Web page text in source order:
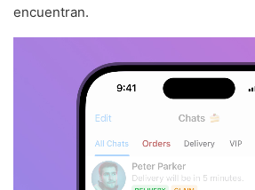
encuentran.